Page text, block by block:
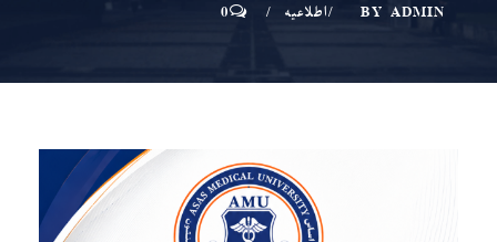
BY ADMIN اطلاعیه 0